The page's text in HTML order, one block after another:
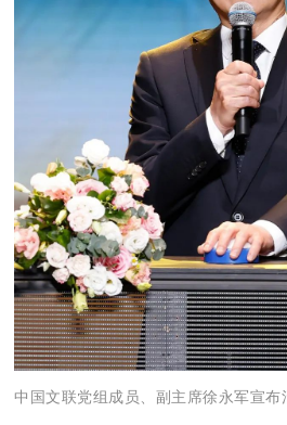
中国文联党组成员、副主席徐永军宣布